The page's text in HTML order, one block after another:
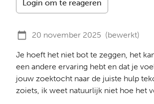
Login om te reageren
20 november 2025 (bewerkt)
Je hoeft het niet bot te zeggen, het
een andere ervaring hebt en dat je
jouw zoektocht naar de juiste hulp
zoiets, ik weet natuurlijk niet hoe het